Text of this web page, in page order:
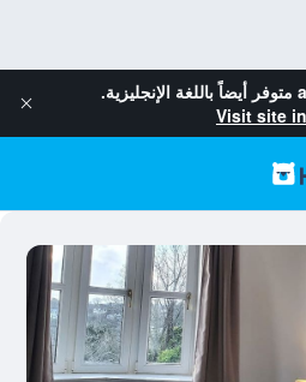
متوفر أيضاً باللغة الإنجليزية.
Visit site